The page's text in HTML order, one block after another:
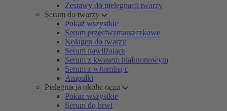
Zestawy do pielęgnacji twarzy
Serum do twarzy
Pokaż wszystkie
Serum przeciwzmarszczkowe
Kolagen do twarzy
Serum nawilżające
Serum z kwasem hialuronowym
Serum z witaminą c
Ampułki
Pielęgnacja okolic oczu
Pokaż wszystkie
Serum do brwi